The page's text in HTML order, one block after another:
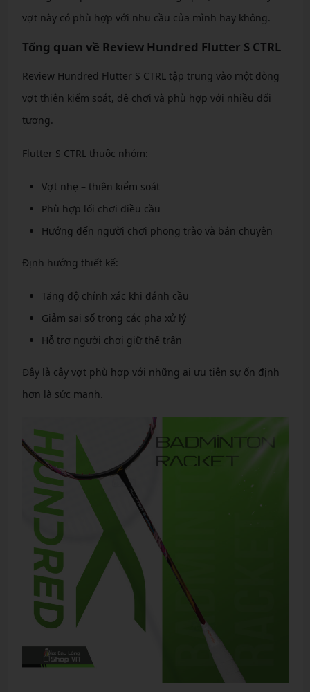
vợt này có phù hợp với nhu cầu của mình hay không.
Tổng quan về Review Hundred Flutter S CTRL
Review Hundred Flutter S CTRL tập trung vào một dòng
vợt thiên kiểm soát, dễ chơi và phù hợp với nhiều đối
tượng.
Flutter S CTRL thuộc nhóm:
Vợt nhẹ – thiên kiểm soát
Phù hợp lối chơi điều cầu
Hướng đến người chơi phong trào và bán chuyên
Định hướng thiết kế:
Tăng độ chính xác khi đánh cầu
Giảm sai số trong các pha xử lý
Hỗ trợ người chơi giữ thế trận
Đây là cây vợt phù hợp với những ai ưu tiên sự ổn định
hơn là sức mạnh.